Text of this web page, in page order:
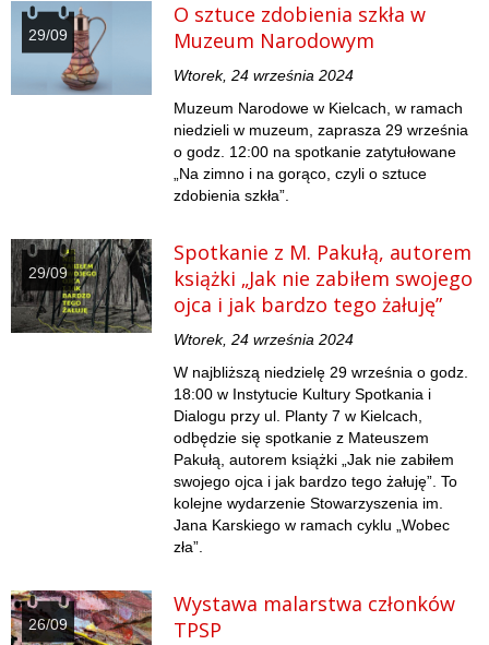
29/09
O sztuce zdobienia szkła w
Muzeum Narodowym
Wtorek, 24 września 2024
Muzeum Narodowe w Kielcach, w ramach
niedzieli w muzeum, zaprasza 29 września
o godz. 12:00 na spotkanie zatytułowane
„Na zimno i na gorąco, czyli o sztuce
zdobienia szkła”.
29/09
Spotkanie z M. Pakułą, autorem
książki „Jak nie zabiłem swojego
ojca i jak bardzo tego żałuję”
Wtorek, 24 września 2024
W najbliższą niedzielę 29 września o godz.
18:00 w Instytucie Kultury Spotkania i
Dialogu przy ul. Planty 7 w Kielcach,
odbędzie się spotkanie z Mateuszem
Pakułą, autorem książki „Jak nie zabiłem
swojego ojca i jak bardzo tego żałuję”. To
kolejne wydarzenie Stowarzyszenia im.
Jana Karskiego w ramach cyklu „Wobec
zła”.
26/09
Wystawa malarstwa członków
TPSP